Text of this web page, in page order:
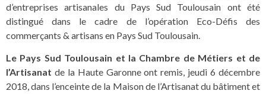
d’entreprises artisanales du Pays Sud Toulousain ont été
distingué dans le cadre de l’opération Eco-Défis des
commerçants & artisans en Pays Sud Toulousain.
Le Pays Sud Toulousain et la Chambre de Métiers et de
l’Artisanat de la Haute Garonne ont remis, jeudi 6 décembre
2018, dans l’enceinte de la Maison de l’Artisanat du bâtiment et